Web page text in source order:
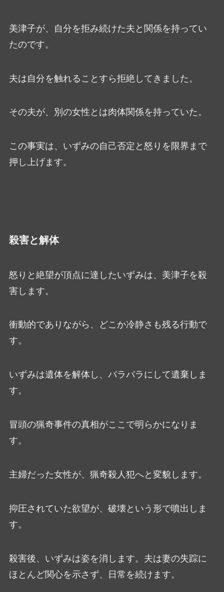
美津子が、自分を拒み続けた夫と関係を持ってい
たのです。
夫は自分を触れることすら拒絶してきました。
その夫が、別の女性とは肉体関係を持っていた。
この事実は、いずみの自己否定と怒りを限界まで
押し上げます。
殺害と解体
怒りと絶望が頂点に達したいずみは、美津子を殺
害します。
衝動的でありながら、どこか冷静さも残る行動で
す。
いずみは遺体を解体し、バラバラにして遺棄しま
す。
冒頭の猟奇事件の真相がここで明らかになりま
す。
主婦だった女性が、猟奇殺人犯へと変貌します。
抑圧されていた欲望が、破壊という形で噴出しま
す。
殺害後、いずみは姿を消します。夫は妻の失踪に
ほとんど関心を示さず、日常を続けます。